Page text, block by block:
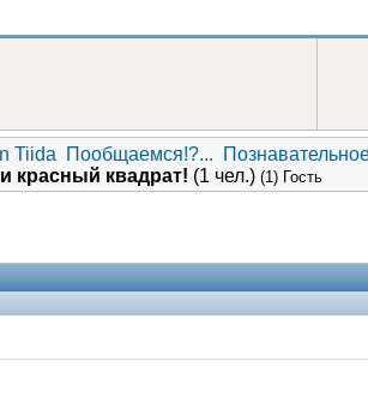
Tiida Пообщаемся!?...
красный квадрат! (1 чел.) (1) Гость